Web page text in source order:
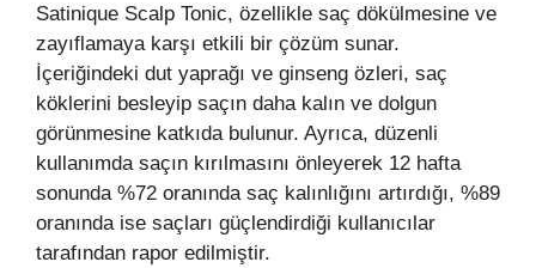
Satinique Scalp Tonic, özellikle saç dökülmesine ve
zayıflamaya karşı etkili bir çözüm sunar.
İçeriğindeki dut yaprağı ve ginseng özleri, saç
köklerini besleyip saçın daha kalın ve dolgun
görünmesine katkıda bulunur. Ayrıca, düzenli
kullanımda saçın kırılmasını önleyerek 12 hafta
sonunda %72 oranında saç kalınlığını artırdığı, %89
oranında ise saçları güçlendirdiği kullanıcılar
tarafından rapor edilmiştir.